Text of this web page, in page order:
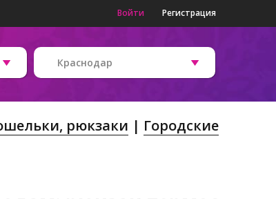
Войти Регистрация
Краснодар
рюкзаки
Городские